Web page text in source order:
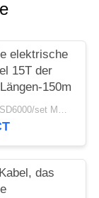
elektrische
15T der
150m
USD 3000-USD6000/set MOQ:1 Satz
das